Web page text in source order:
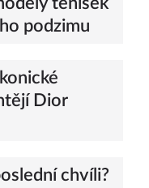
podzimu
Dior
chvíli?